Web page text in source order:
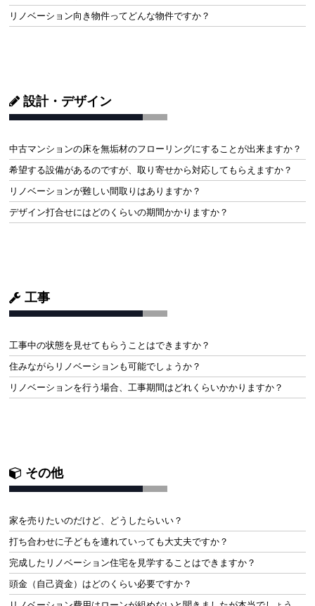
リノベーション向き物件ってどんな物件ですか？
設計・デザイン
中古マンションの床を無垢材のフローリングにすることが出来ますか？
希望する設備があるのですが、取り寄せから対応してもらえますか？
リノベーションが難しい間取りはありますか？
デザイン打合せにはどのくらいの期間かかりますか？
工事
工事中の状態を見せてもらうことはできますか？
住みながらリノベーションも可能でしょうか？
リノベーションを行う場合、工事期間はどれくらいかかりますか？
その他
家を売りたいのだけど、どうしたらいい？
打ち合わせに子どもを連れていっても大丈夫ですか？
完成したリノベーション住宅を見学することはできますか？
頭金（自己資金）はどのくらい必要ですか？